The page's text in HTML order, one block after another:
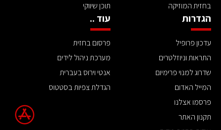
בחזית המוזיקה
תוכן שיווקי
הגדרות
עדכון פרופיל
התראות וניוזלטרים
שדרוג למנוי פרימיום
המייל האדום
פרסמו אצלנו
תקנון האתר
עוד ..
פרסום בחזית
מערכת ניהול לידים
אנטי וירוס בעברית
הגדלת צפיות בסטטוס